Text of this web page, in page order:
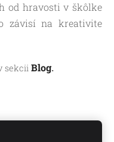
od hravosti v škôlke
závisí na kreativite
sekcii Blog.